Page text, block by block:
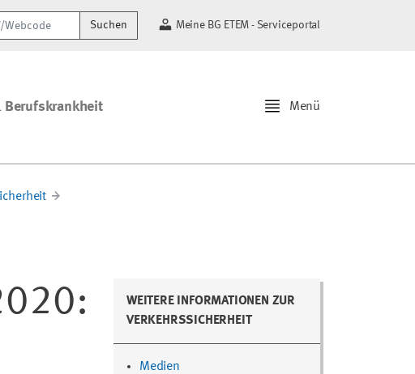
Suchen Meine BG ETEM - Serviceportal
Berufskrankheit Menü
WEITERE INFORMATIONEN ZUR
VERKEHRSSICHERHEIT
Medien